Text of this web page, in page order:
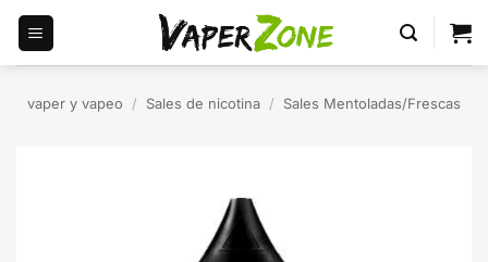
Saltar
contenido
vaper y vapeo / Sales de nicotina / Sales Mentoladas/Frescas